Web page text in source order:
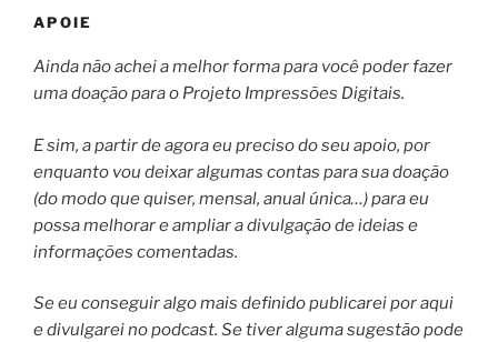
APOIE
Ainda não achei a melhor forma para você poder fazer
uma doação para o Projeto Impressões Digitais.
E sim, a partir de agora eu preciso do seu apoio, por
enquanto vou deixar algumas contas para sua doação
(do modo que quiser, mensal, anual única…) para eu
possa melhorar e ampliar a divulgação de ideias e
informações comentadas.
Se eu conseguir algo mais definido publicarei por aqui
e divulgarei no podcast. Se tiver alguma sugestão pode